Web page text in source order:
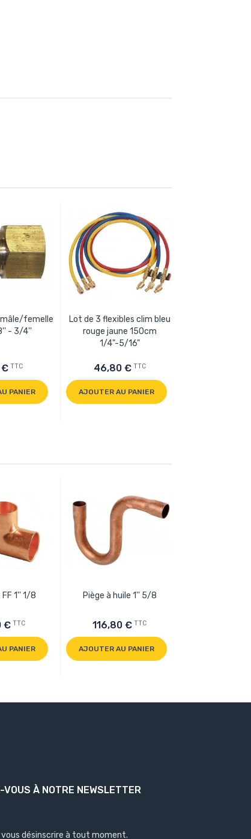
femelle
- 3/4''
€ TTC
PANIER
Lot de 3 flexibles clim bleu
rouge jaune 150cm
1/4"-5/16"
46,80 € TTC
AJOUTER AU PANIER
1'' 1/8
€ TTC
PANIER
Piège à huile 1'' 5/8
116,80 € TTC
AJOUTER AU PANIER
VOUS À NOTRE NEWSLETTER
vous désinscrire à tout moment.